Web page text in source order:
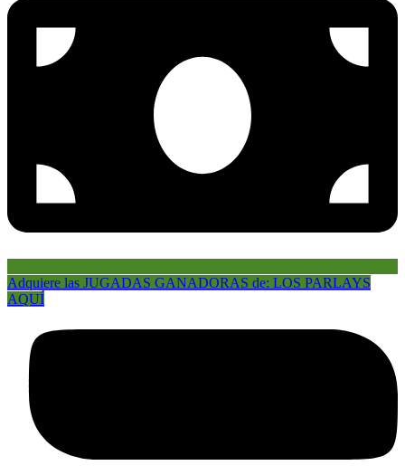
Adquiere las JUGADAS GANADORAS de: LOS PARLAYS
AQUÍ